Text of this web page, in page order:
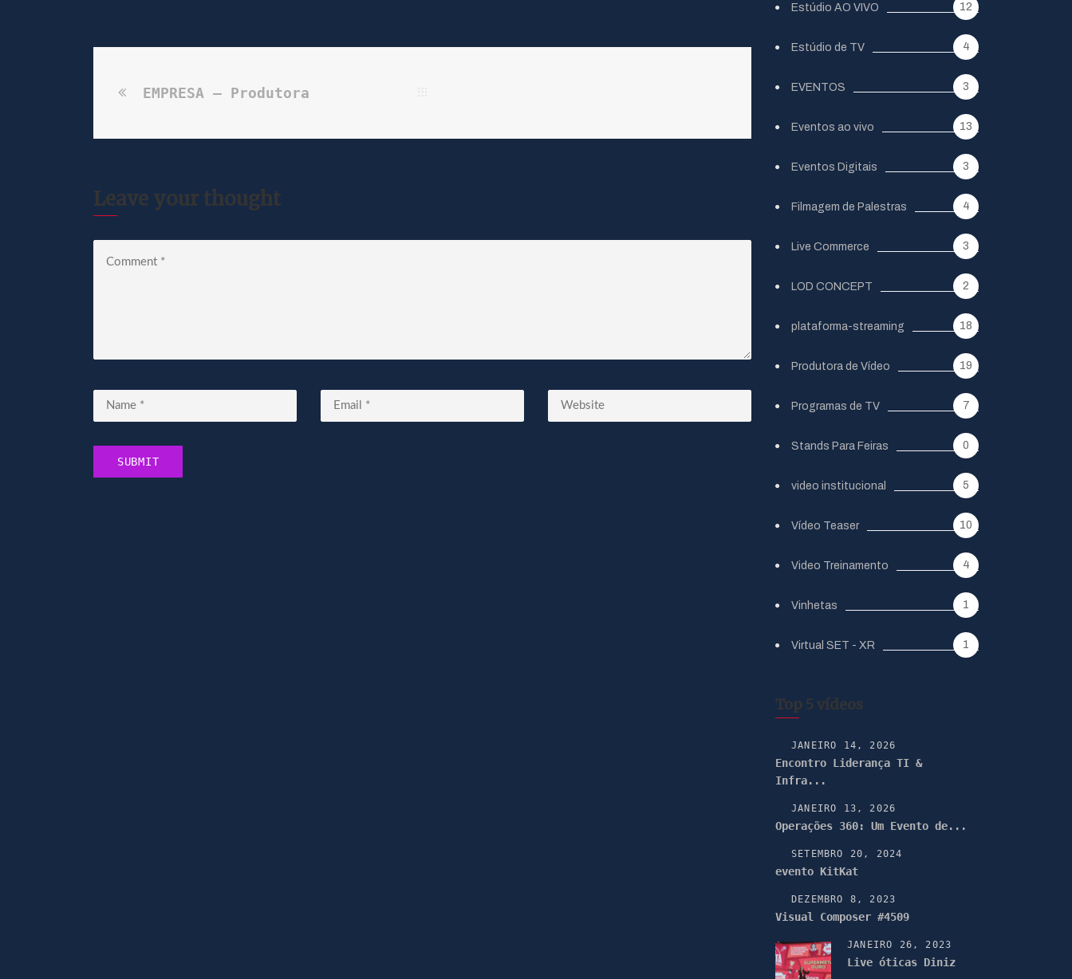
EMPRESA – Produtora
Leave your thought
Estúdio AO VIVO 12
Estúdio de TV 4
EVENTOS 3
Eventos ao vivo 13
Eventos Digitais 3
Filmagem de Palestras 4
Live Commerce 3
LOD CONCEPT 2
plataforma-streaming 18
Produtora de Vídeo 19
Programas de TV 7
Stands Para Feiras 0
video institucional 5
Vídeo Teaser 10
Video Treinamento 4
Vinhetas 1
Virtual SET - XR 1
Top 5 vídeos
JANEIRO 14, 2026
Encontro Liderança TI &
Infra...
JANEIRO 13, 2026
Operações 360: Um Evento de...
SETEMBRO 20, 2024
evento KitKat
DEZEMBRO 8, 2023
Visual Composer #4509
JANEIRO 26, 2023
Live óticas Diniz